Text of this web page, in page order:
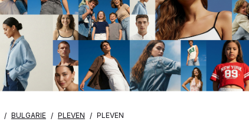
BULGARIE PLEVEN PLEVEN